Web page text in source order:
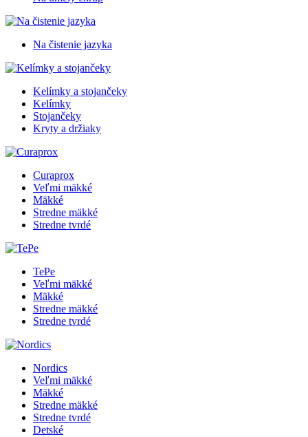
Na čistenie jazyka
Kelímky a stojančeky
Kelímky
Stojančeky
Kryty a držiaky
Curaprox
Veľmi mäkké
Mäkké
Stredne mäkké
Stredne tvrdé
TePe
Veľmi mäkké
Mäkké
Stredne mäkké
Stredne tvrdé
Nordics
Veľmi mäkké
Mäkké
Stredne mäkké
Stredne tvrdé
Detské